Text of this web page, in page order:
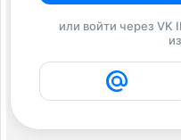
или войти через VK